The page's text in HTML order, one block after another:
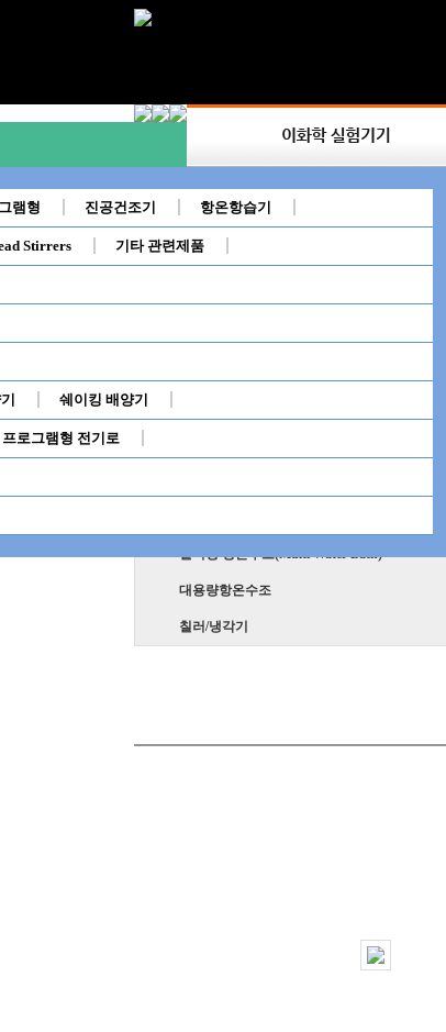
분야별(용도별)
항온수조
★ 특별 제
순환식항
추출항온
칠러/냉각기
음료 살균기
대용량 항
별)
(Digital Water Bath) 순환식항온수조(Circulator Water Bath)
(Multi Water Bath) 투시창항온수조(Sight Glass Type Bath)
중탕용항온수조
가열냉각장치
교반기 핫플레이트
냉각코일 살균코일
초자기구 이동운반대(cart)
기타
램형 진공건조기 항온항습기
Stirrers 기타 관련제품
쉐이킹 배양기
프로그램형 전기로
제품소개
진탕항온수조(쉐이킹항온수조)(Shaking
멀티형 항온수조(Multi Water Bath)
대용량항온수조
칠러/냉각기